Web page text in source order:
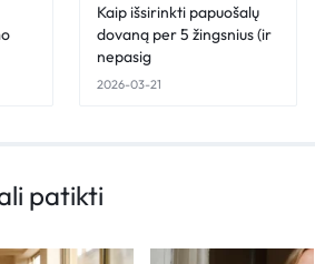
Kaip išsirinkti papuošalų
dovaną per 5 žingsnius (ir
nepasig
2026-03-21
patikti